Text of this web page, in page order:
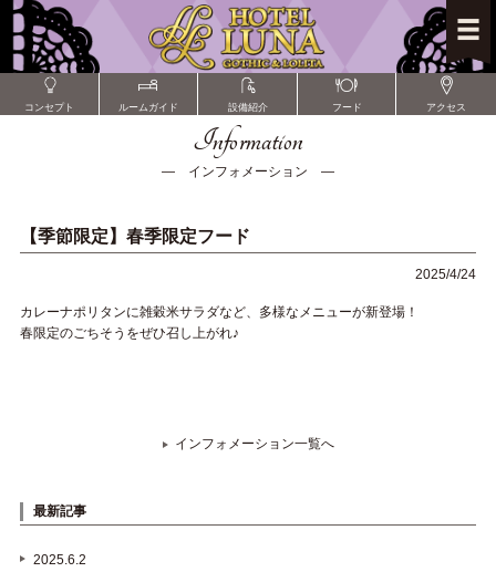
コンセプト ルームガイド 設備紹介 フード アクセス
Information
― インフォメーション ―
【季節限定】春季限定フード
2025/4/24
カレーナポリタンに雑穀米サラダなど、多様なメニューが新登場！
春限定のごちそうをぜひ召し上がれ♪
インフォメーション一覧へ
最新記事
2025.6.2